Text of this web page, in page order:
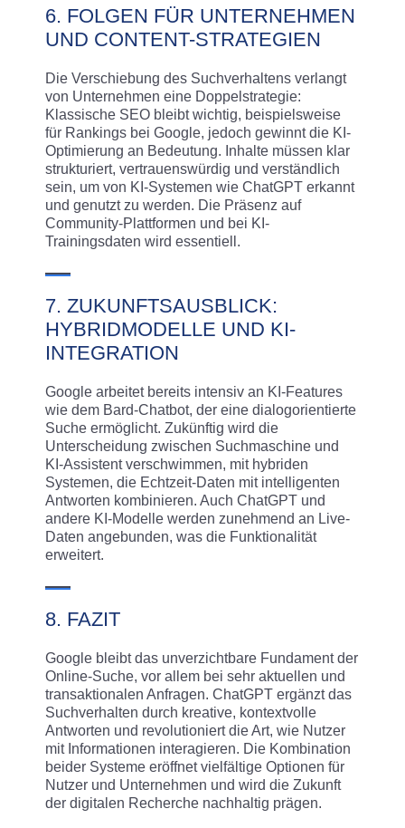
6. FOLGEN FÜR UNTERNEHMEN
UND CONTENT-STRATEGIEN
Die Verschiebung des Suchverhaltens verlangt
von Unternehmen eine Doppelstrategie:
Klassische SEO bleibt wichtig, beispielsweise
für Rankings bei Google, jedoch gewinnt die KI-
Optimierung an Bedeutung. Inhalte müssen klar
strukturiert, vertrauenswürdig und verständlich
sein, um von KI-Systemen wie ChatGPT erkannt
und genutzt zu werden. Die Präsenz auf
Community-Plattformen und bei KI-
Trainingsdaten wird essentiell.
7. ZUKUNFTSAUSBLICK:
HYBRIDMODELLE UND KI-
INTEGRATION
Google arbeitet bereits intensiv an KI-Features
wie dem Bard-Chatbot, der eine dialogorientierte
Suche ermöglicht. Zukünftig wird die
Unterscheidung zwischen Suchmaschine und
KI-Assistent verschwimmen, mit hybriden
Systemen, die Echtzeit-Daten mit intelligenten
Antworten kombinieren. Auch ChatGPT und
andere KI-Modelle werden zunehmend an Live-
Daten angebunden, was die Funktionalität
erweitert.
8. FAZIT
Google bleibt das unverzichtbare Fundament der
Online-Suche, vor allem bei sehr aktuellen und
transaktionalen Anfragen. ChatGPT ergänzt das
Suchverhalten durch kreative, kontextvolle
Antworten und revolutioniert die Art, wie Nutzer
mit Informationen interagieren. Die Kombination
beider Systeme eröffnet vielfältige Optionen für
Nutzer und Unternehmen und wird die Zukunft
der digitalen Recherche nachhaltig prägen.